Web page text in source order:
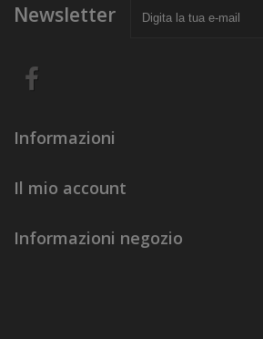
Newsletter
Informazioni
Il mio account
Informazioni negozio